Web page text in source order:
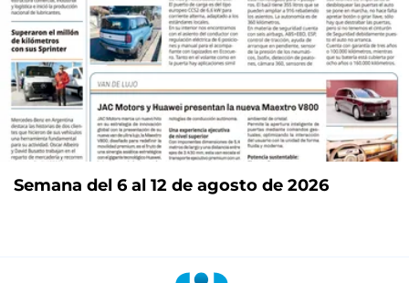
Semana del 6 al 12 de agosto de 2026